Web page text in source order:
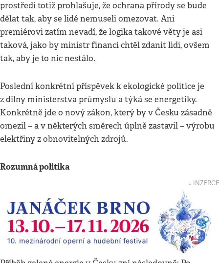
prostředí totiž prohlašuje, že ochrana přírody se bude
dělat tak, aby se lidé nemuseli omezovat. Ani
premiérovi zatím nevadí, že logika takové věty je asi
taková, jako by ministr financí chtěl zdanit lidi, ovšem
tak, aby je to nic nestálo.
Poslední konkrétní příspěvek k ekologické politice je
z dílny ministerstva průmyslu a týká se energetiky.
Konkrétně jde o nový zákon, který by v Česku zásadně
omezil – a v některých směrech úplně zastavil – výrobu
elektřiny z obnovitelných zdrojů.
Rozumná politika
↓ INZERCE